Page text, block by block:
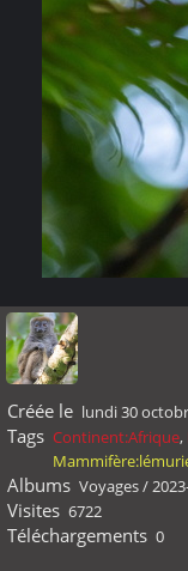
Créée le lundi 30
Tags Continent:Afrique,
Albums Voyages/
Visites 6722
Téléchargements 0